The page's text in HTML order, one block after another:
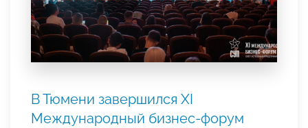
В Тюмени завершился XI
Международный бизнес-форум